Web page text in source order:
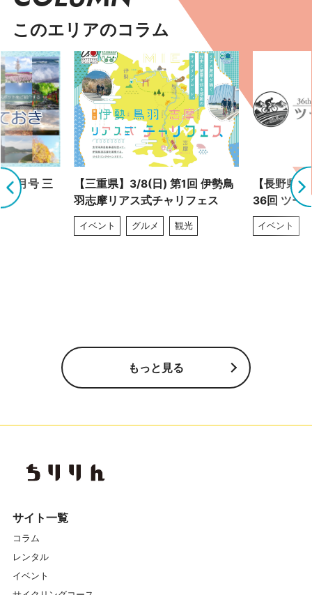
このエリアのコラム
9月号 三
【三重県】3/8(日) 第1回 伊勢鳥
羽志摩リアス式チャリフェス
イベント グルメ 観光
【長野県
36回 ツー
イベント
もっと見る
サイト一覧
コラム
レンタル
イベント